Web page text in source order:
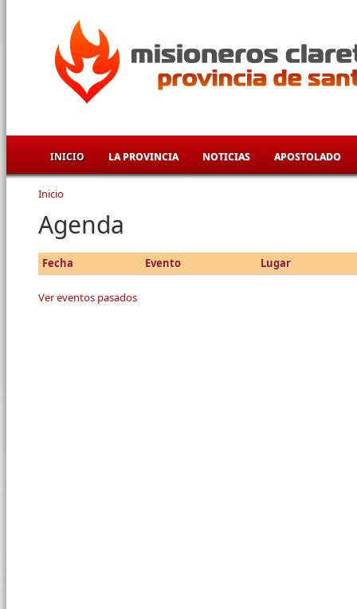
INICIO LA PROVINCIA NOTICIAS APOSTOLADO
Se encuentra usted aquí
Inicio
Agenda
Fecha Evento Lugar
Ver eventos pasados